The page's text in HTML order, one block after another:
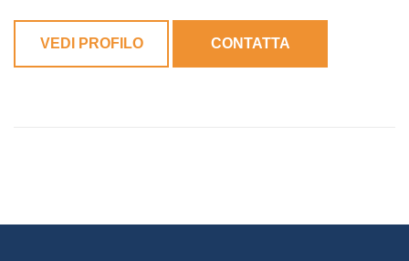
VEDI PROFILO CONTATTA